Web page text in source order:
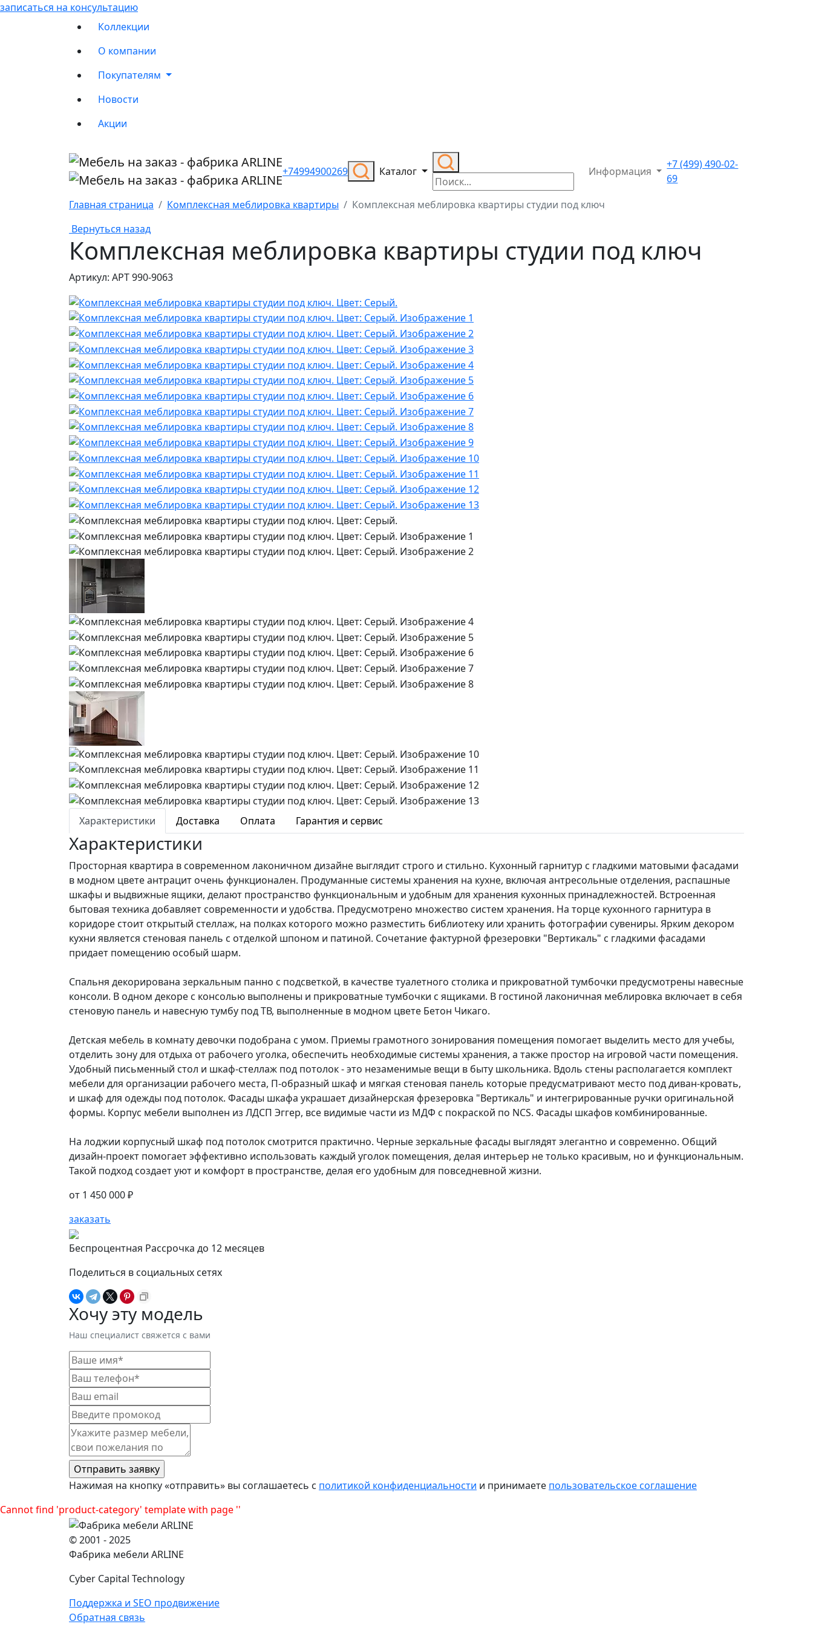
записаться на консультацию
Коллекции
О компании
Покупателям
Новости
Акции
+74994900269 Каталог Информация
+7 (499) 490-02-
69
Главная страница
Комплексная меблировка квартиры
Комплексная меблировка квартиры студии под ключ
Вернуться назад
Комплексная меблировка квартиры студии под ключ
Артикул: АРТ 990-9063
Характеристики Доставка Оплата Гарантия и сервис
Характеристики
Просторная квартира в современном лаконичном дизайне выглядит строго и стильно. Кухонный гарнитур с гладкими матовыми фасадами
в модном цвете антрацит очень функционален. Продуманные системы хранения на кухне, включая антресольные отделения, распашные
шкафы и выдвижные ящики, делают пространство функциональным и удобным для хранения кухонных принадлежностей. Встроенная
бытовая техника добавляет современности и удобства. Предусмотрено множество систем хранения. На торце кухонного гарнитура в
коридоре стоит открытый стеллаж, на полках которого можно разместить библиотеку или хранить фотографии сувениры. Ярким декором
кухни является стеновая панель с отделкой шпоном и патиной. Сочетание фактурной фрезеровки "Вертикаль" с гладкими фасадами
придает помещению особый шарм.
Спальня декорирована зеркальным панно с подсветкой, в качестве туалетного столика и прикроватной тумбочки предусмотрены навесные
консоли. В одном декоре с консолью выполнены и прикроватные тумбочки с ящиками. В гостиной лаконичная меблировка включает в себя
стеновую панель и навесную тумбу под ТВ, выполненные в модном цвете Бетон Чикаго.
Детская мебель в комнату девочки подобрана с умом. Приемы грамотного зонирования помещения помогает выделить место для учебы,
отделить зону для отдыха от рабочего уголка, обеспечить необходимые системы хранения, а также простор на игровой части помещения.
Удобный письменный стол и шкаф-стеллаж под потолок - это незаменимые вещи в быту школьника. Вдоль стены располагается комплект
мебели для организации рабочего места, П-образный шкаф и мягкая стеновая панель которые предусматривают место под диван-кровать,
и шкаф для одежды под потолок. Фасады шкафа украшает дизайнерская фрезеровка "Вертикаль" и интегрированные ручки оригинальной
формы. Корпус мебели выполнен из ЛДСП Эггер, все видимые части из МДФ с покраской по NCS. Фасады шкафов комбинированные.
На лоджии корпусный шкаф под потолок смотрится практично. Черные зеркальные фасады выглядят элегантно и современно. Общий
дизайн-проект помогает эффективно использовать каждый уголок помещения, делая интерьер не только красивым, но и функциональным.
Такой подход создает уют и комфорт в пространстве, делая его удобным для повседневной жизни.
от 1 450 000 ₽
заказать
Беспроцентная Рассрочка до 12 месяцев
Поделиться в социальных сетях
Хочу эту модель
Наш специалист свяжется с вами
Нажимая на кнопку «отправить» вы соглашаетесь с политикой конфиденциальности и принимаете пользовательское соглашение
Cannot find 'product-category' template with page ''
© 2001 - 2025
Фабрика мебели ARLINE
Cyber Capital Technology
Поддержка и SEO продвижение
Обратная связь